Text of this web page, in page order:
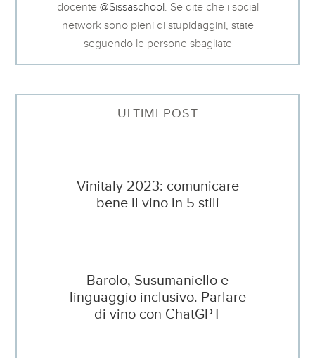
docente @Sissaschool. Se dite che i social
network sono pieni di stupidaggini, state
seguendo le persone sbagliate
ULTIMI POST
Vinitaly 2023: comunicare
bene il vino in 5 stili
Barolo, Susumaniello e
linguaggio inclusivo. Parlare
di vino con ChatGPT